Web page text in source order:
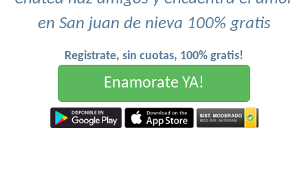
en San juan de nieva 100% gratis
Registrate, sin cuotas, 100% gratis!
Enamorate YA!